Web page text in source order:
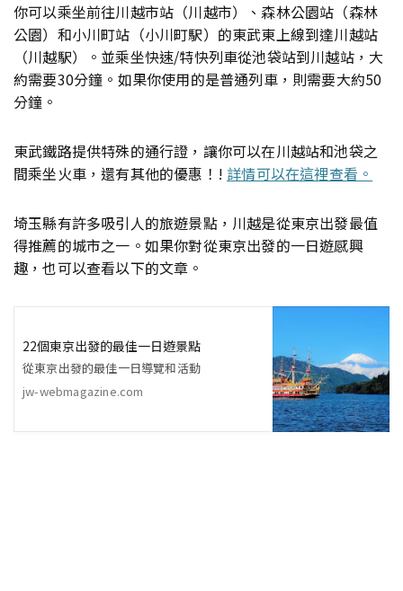
你可以乘坐前往川越市站（川越市）、森林公園站（森林
公園）和小川町站（小川町駅）的東武東上線到達川越站
（川越駅）。並乘坐快速/特快列車從池袋站到川越站，大
約需要30分鐘。如果你使用的是普通列車，則需要大約50
分鐘。
東武鐵路提供特殊的通行證，讓你可以在川越站和池袋之
間乘坐火車，還有其他的優惠！! 詳情可以在這裡查看。
埼玉縣有許多吸引人的旅遊景點，川越是從東京出發最值
得推薦的城市之一。如果你對從東京出發的一日遊感興
趣，也可以查看以下的文章。
22個東京出發的最佳一日遊景點
從東京出發的最佳一日導覽和活動
jw-webmagazine.com